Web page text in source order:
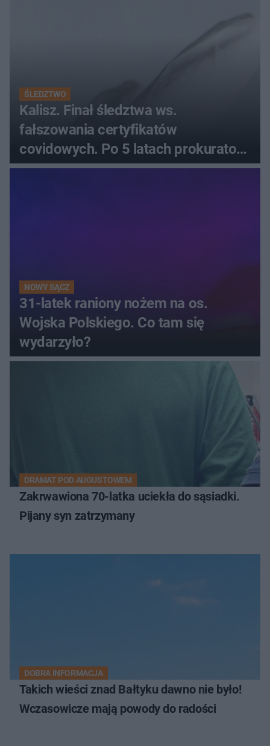
ŚLEDZTWO
Kalisz. Finał śledztwa ws.
fałszowania certyfikatów
covidowych. Po 5 latach prokurator
zamyka sprawę
NOWY SĄCZ
31-latek raniony nożem na os.
Wojska Polskiego. Co tam się
wydarzyło?
DRAMAT POD AUGUSTOWEM
Zakrwawiona 70-latka uciekła do sąsiadki.
Pijany syn zatrzymany
DOBRA INFORMACJA
Takich wieści znad Bałtyku dawno nie było!
Wczasowicze mają powody do radości